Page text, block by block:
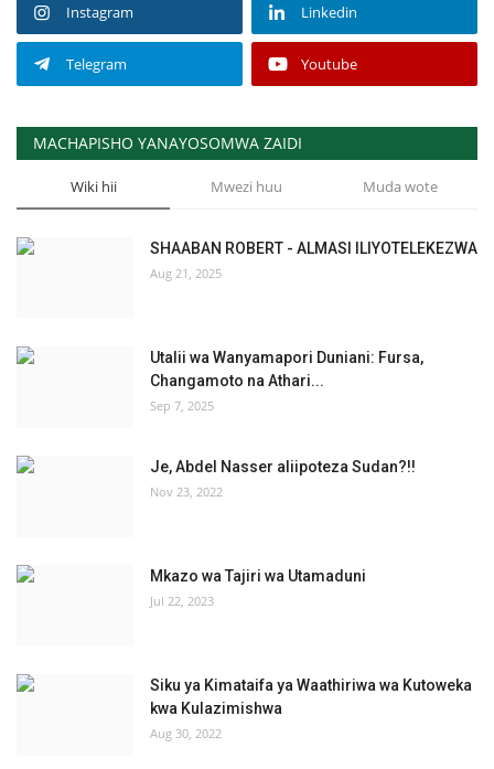
Instagram Linkedin
Telegram Youtube
MACHAPISHO YANAYOSOMWA ZAIDI
Wiki hii Mwezi huu Muda wote
SHAABAN ROBERT - ALMASI ILIYOTELEKEZWA
Aug 21, 2025
Utalii wa Wanyamapori Duniani: Fursa,
Changamoto na Athari...
Sep 7, 2025
Je, Abdel Nasser aliipoteza Sudan?!!
Nov 23, 2022
Mkazo wa Tajiri wa Utamaduni
Jul 22, 2023
Siku ya Kimataifa ya Waathiriwa wa Kutoweka
kwa Kulazimishwa
Aug 30, 2022